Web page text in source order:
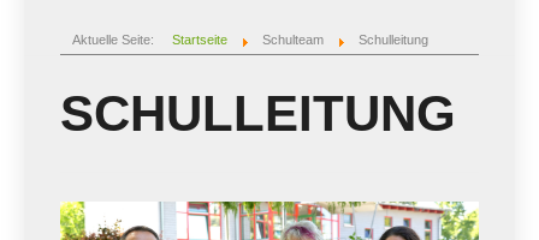
Aktuelle Seite: Startseite Schulteam Schulleitung
SCHULLEITUNG